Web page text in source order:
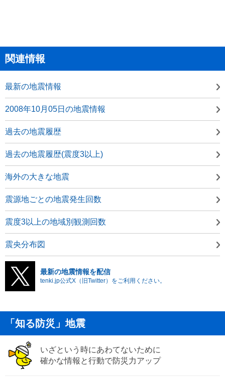
関連情報
最新の地震情報
2008年10月05日の地震情報
過去の地震履歴
過去の地震履歴(震度3以上)
海外の大きな地震
震源地ごとの地震発生回数
震度3以上の地域別観測回数
震央分布図
最新の地震情報を配信
tenki.jp公式X（旧Twitter）をご利用ください。
「知る防災」地震
いざという時にあわてないために
確かな情報と行動で防災力アップ